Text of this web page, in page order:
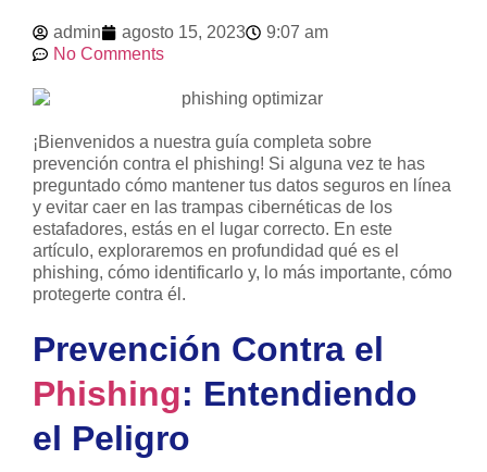
admin agosto 15, 2023
9:07 am
No Comments
¡Bienvenidos a nuestra guía completa sobre
prevención contra el phishing! Si alguna vez te has
preguntado cómo mantener tus datos seguros en línea
y evitar caer en las trampas cibernéticas de los
estafadores, estás en el lugar correcto. En este
artículo, exploraremos en profundidad qué es el
phishing, cómo identificarlo y, lo más importante, cómo
protegerte contra él.
Prevención Contra el
Phishing: Entendiendo
el Peligro